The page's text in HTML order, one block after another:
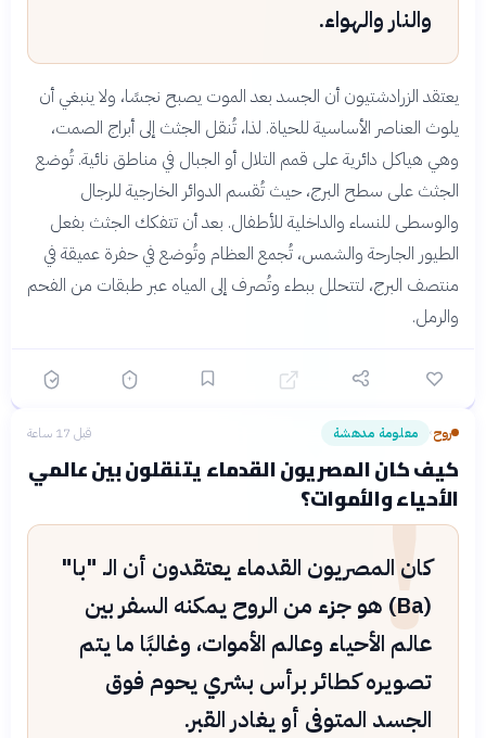
والنار والهواء.
يعتقد الزرادشتيون أن الجسد بعد الموت يصبح نجسًا، ولا ينبغي أن
يلوث العناصر الأساسية للحياة. لذا، تُنقل الجثث إلى أبراج الصمت،
وهي هياكل دائرية على قمم التلال أو الجبال في مناطق نائية. تُوضع
الجثث على سطح البرج، حيث تُقسم الدوائر الخارجية للرجال
والوسطى للنساء والداخلية للأطفال. بعد أن تتفكك الجثث بفعل
الطيور الجارحة والشمس، تُجمع العظام وتُوضع في حفرة عميقة في
منتصف البرج، لتتحلل ببطء وتُصرف إلى المياه عبر طبقات من الفحم
والرمل.
روح› معلومة مدهشة قبل 17 ساعة
كيف كان المصريون القدماء يتنقلون بين عالمي
الأحياء والأموات؟
!
كان المصريون القدماء يعتقدون أن الـ "با"
(Ba) هو جزء من الروح يمكنه السفر بين
عالم الأحياء وعالم الأموات، وغالبًا ما يتم
تصويره كطائر برأس بشري يحوم فوق
الجسد المتوفى أو يغادر القبر.